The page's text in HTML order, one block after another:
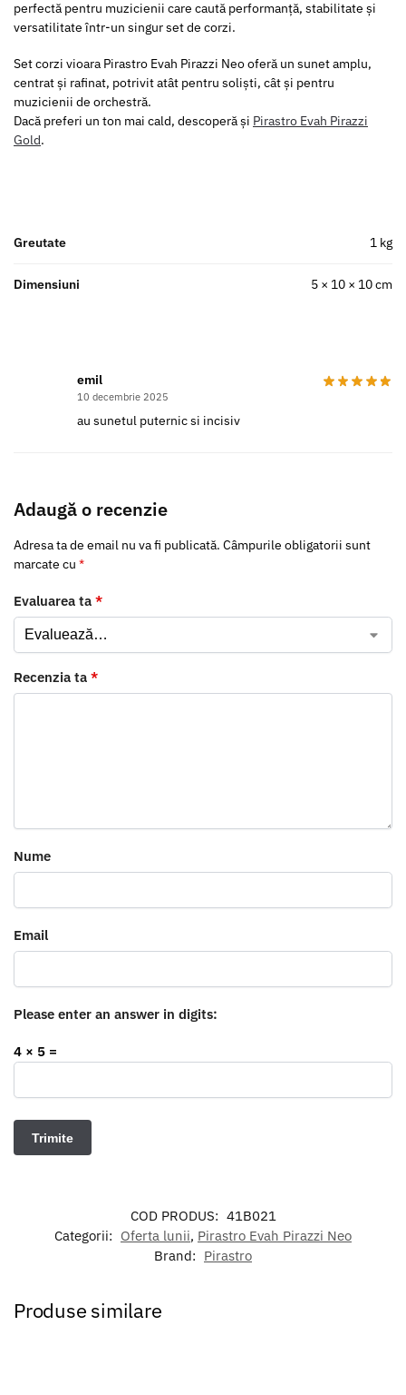
perfectă pentru muzicienii care caută performanță, stabilitate și
versatilitate într-un singur set de corzi.
Set corzi vioara Pirastro Evah Pirazzi Neo oferă un sunet amplu,
centrat și rafinat, potrivit atât pentru soliști, cât și pentru
muzicienii de orchestră.
Dacă preferi un ton mai cald, descoperă și Pirastro Evah Pirazzi
Gold.
Greutate 1 kg
Dimensiuni 5 × 10 × 10 cm
emil
10 decembrie 2025
au sunetul puternic si incisiv
Adaugă o recenzie
Adresa ta de email nu va fi publicată. Câmpurile obligatorii sunt
marcate cu *
Evaluarea ta *
Recenzia ta *
Nume
Email
Please enter an answer in digits:
4 × 5 =
COD PRODUS: 41B021
Categorii: Oferta lunii, Pirastro Evah Pirazzi Neo
Brand: Pirastro
Produse similare